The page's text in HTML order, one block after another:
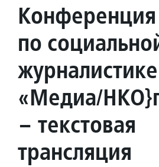
Конференция
по
журналистике
«Медиа/
– текстовая
трансляция